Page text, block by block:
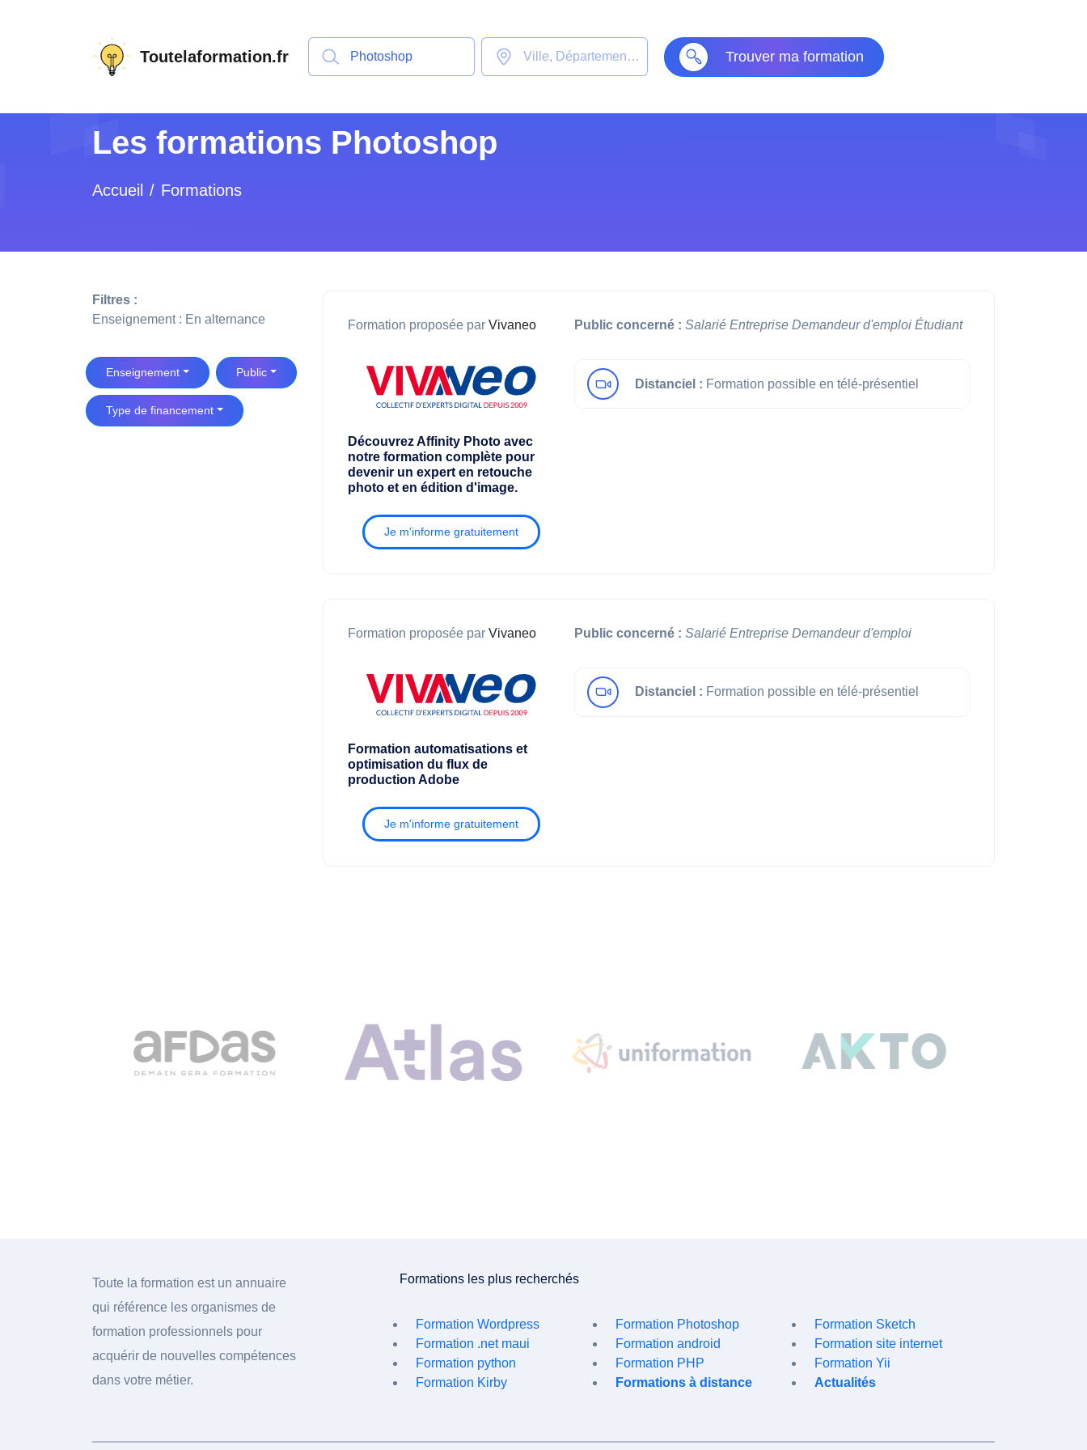
Toutelaformation.fr Trouver ma formation
Les formations Photoshop
Accueil Formations
Formation proposée par Vivaneo
Découvrez Affinity Photo avec
notre formation complète pour
devenir un expert en retouche
photo et en édition d'image.
Je m'informe gratuitement
Public concerné : Salarié Entreprise Demandeur d'emploi Étudiant
Distanciel : Formation possible en télé-présentiel
Formation proposée par Vivaneo
Formation automatisations et
optimisation du flux de
production Adobe
Je m'informe gratuitement
Public concerné : Salarié Entreprise Demandeur d'emploi
Distanciel : Formation possible en télé-présentiel
Filtres :
Enseignement : En alternance
Enseignement Public
Type de financement
Toute la formation est un annuaire
qui référence les organismes de
formation professionnels pour
acquérir de nouvelles compétences
dans votre métier.
Formations les plus recherchés
Formation Wordpress Formation Photoshop
Formation Sketch
Formation .net maui
Formation android
Formation site internet
Formation python
Formation PHP
Formation Yii
Formation Kirby
Formations à distance Actualités